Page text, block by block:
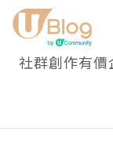
社群創作有價